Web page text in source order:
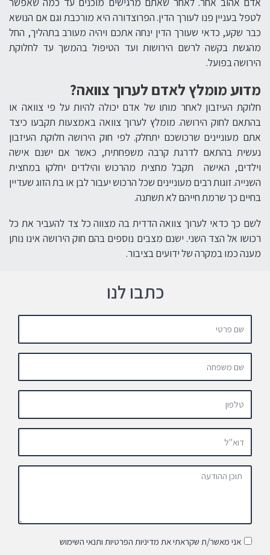
לטפל בעניין פנו לעורך הדין. הפרוצדורה היא מורכבת וגם אם הנושא
כבר שקע, כדאי שעורך הדין ינחה אתכם ויהיה מעורב בתהליך, החל
מהגשת בקשה לרשם הירושות ועד הטיפול בהמשך עד לחלוקת
הירושה בפועל.
מדוע מומלץ לאדם לערוך צוואה?
חלוקת העיזבון לאחר מותו של אדם יכולה להיות על פי צוואה או
בהתאם לחוק הירושה. מומלץ לערוך צוואה באמצעות תקבעו כיצד
אתם מעוניינים שרכושכם יתחלק. לפי חוק הירושה חלוקת העיזבון
נעשית בהתאם לדרגת קרבה משפחתית, כאשר אם ישנם אישה
וילדים, האישה תקבל מחצית מהרכוש והילדים יחלקו במחצית
השנייה. זוגות רבים מעוניינים שכל הרכוש יעבור לבן או בת הזוג שעדיין
בחיים כך שרמת חייהם לא תשתנה.
לשם כך כדאי לערוך צוואה הדדית בה מצווה כל צד להעביר את כל
רכושו אל הצד השני. ישנם מצבים נוספים בהם חוק הירושה אינו נותן
מענה כמו במקרה של ידועים בציבור.
כתבו לנו
אני מאשר/ת שקראתי את מדיניות הפרטיות ותנאי השימוש